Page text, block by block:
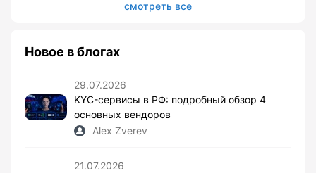
смотреть все
Новое в блогах
29.07.2026
KYC-сервисы в РФ: подробный обзор 4
основных вендоров
Alex Zverev
21.07.2026